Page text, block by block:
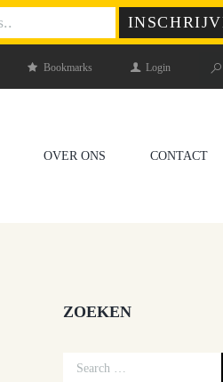
Bookmarks Login
OVER ONS CONTACT
ZOEKEN